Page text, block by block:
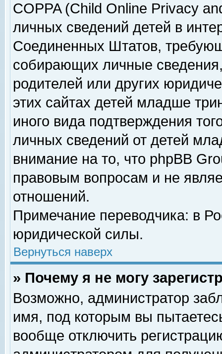
COPPA (Child Online Privacy
личных сведений детей в
Соединенных Штатов,
собирающих личные
родителей или других
этих сайтах детей младше
иного вида подтверждения
личных сведений от детей
внимание на то, что phpBB
правовым вопросам и не
отношений.
Примечание переводчика: в
юридической силы.
Вернуться наверх
» Почему я не могу
Возможно, администратор
имя, под которым вы
вообще отключить